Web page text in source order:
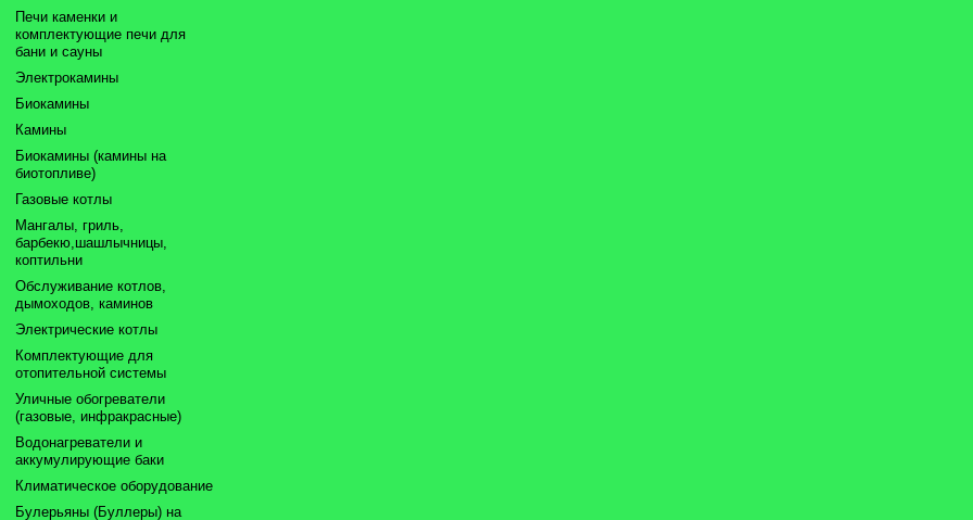
Печи каменки и
комплектующие печи для
бани и сауны
Электрокамины
Биокамины
Камины
Биокамины (камины на
биотопливе)
Газовые котлы
Мангалы, гриль,
барбекю,шашлычницы,
коптильни
Обслуживание котлов,
дымоходов, каминов
Электрические котлы
Комплектующие для
отопительной системы
Уличные обогреватели
(газовые, инфракрасные)
Водонагреватели и
аккумулирующие баки
Климатическое оборудование
Булерьяны (Буллеры) на